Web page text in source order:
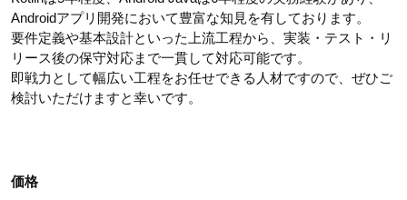
Androidアプリ開発において豊富な知見を有しております。
要件定義や基本設計といった上流工程から、実装・テスト・リ
リース後の保守対応まで一貫して対応可能です。
即戦力として幅広い工程をお任せできる人材ですので、ぜひご
検討いただけますと幸いです。
価格